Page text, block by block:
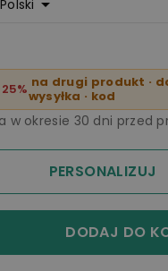
Polski
na drugi produkt ·
wysyłka · kod
w okresie 30 dni przed
PERSONALIZUJ
DODAJ DO